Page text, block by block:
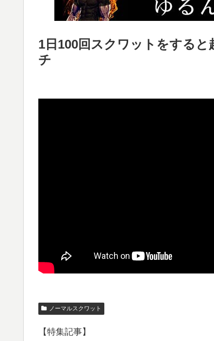
1日100回スクワットをする
チ
ノーマルスクワット
【特集記事】